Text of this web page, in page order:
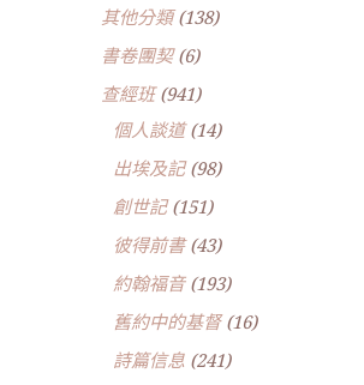
其他分類(138)
書卷團契(6)
查經班(941)
個人談道(14)
出埃及記(98)
創世記(151)
彼得前書(43)
約翰福音(193)
舊約中的基督(16)
詩篇信息 (241)